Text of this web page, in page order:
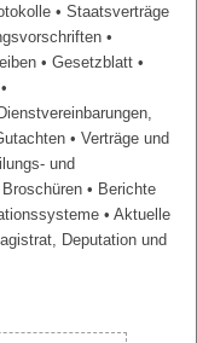
• Staatsverträge
•
• Gesetzblatt •
•
• Verträge und
und
• Berichte
• Aktuelle
Deputation und